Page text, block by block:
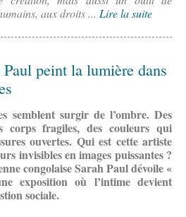
aux droits ... Lire la suite
peint la lumière dans
semblent surgir de l’ombre. Des
corps fragiles, des couleurs qui
ouvertes. Qui est cette artiste
invisibles en images puissantes ?
congolaise Sarah Paul dévoile «
exposition où l’intime devient
sociale.